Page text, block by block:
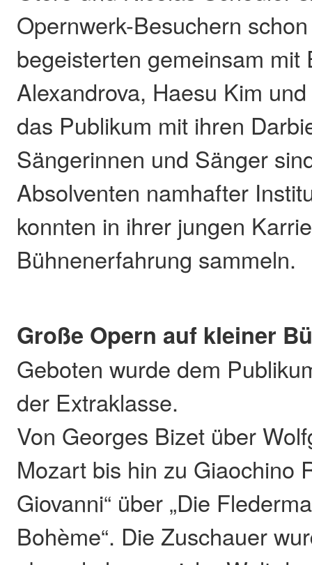
Opernwerk-Besuchern
begeisterten gemeinsam mit
Alexandrova, Haesu Kim
das Publikum mit ihren
Sängerinnen und Sänger
Absolventen namhafter
konnten in ihrer jungen
Bühnenerfahrung sammeln.
Große Opern auf kleiner
Geboten wurde dem
der Extraklasse.
Von Georges Bizet über
Mozart bis hin zu Giaochino
Giovanni“ über „Die
Bohème“. Die Zuschauer